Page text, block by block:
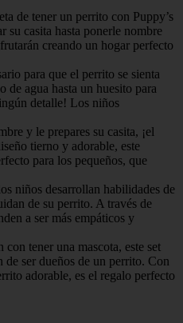
de tener un perrito con Puppy’s
su casita hasta ponerle nombre
creando un hogar perfecto
para que el perrito se sienta
de agua hasta un huesito para
detalle! Los niños
y le prepares su casita, ¡el
tierno y adorable, este
para los pequeños, que
niños desarrollan habilidades de
de su perrito. A través de
a ser más empáticos y
con tener una mascota, este set
ser dueños de un perrito. Con
adorable, es el regalo perfecto